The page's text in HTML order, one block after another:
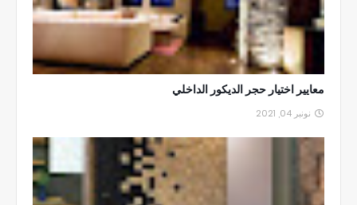
معايير اختيار حجر الديكور الداخلي
نونبر 04, 2021